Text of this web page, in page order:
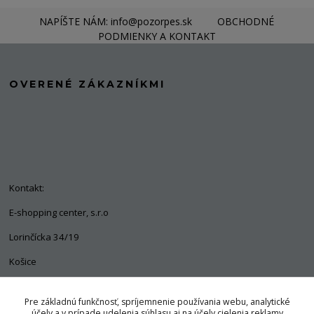
NAPÍŠTE NÁM: info@pozorpes.sk
OBCHODNÉ
PODMIENKY A KONTAKT
OVERENÉ ZÁKAZNÍKMI
Kontakt:
E-shopping center, s.r.o
Lorinčícka 34/19
Košice
+421 903 563 637
Pre základnú funkčnosť, spríjemnenie používania webu, analytické